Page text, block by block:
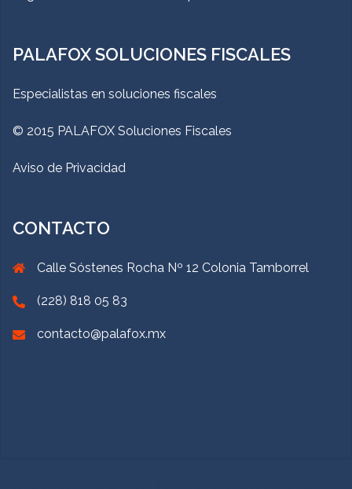
PALAFOX SOLUCIONES FISCALES
Especialistas en soluciones fiscales
© 2015 PALAFOX Soluciones Fiscales
Aviso de Privacidad
CONTACTO
Calle Sóstenes Rocha Nº 12 Colonia Tamborrel
(228) 818 05 83
contacto@palafox.mx